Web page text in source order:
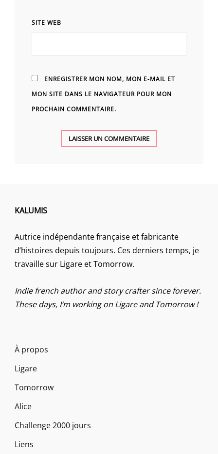
SITE WEB
ENREGISTRER MON NOM, MON E-MAIL ET
MON SITE DANS LE NAVIGATEUR POUR MON
PROCHAIN COMMENTAIRE.
KALUMIS
Autrice indépendante française et fabricante
d’histoires depuis toujours. Ces derniers temps, je
travaille sur Ligare et Tomorrow.
Indie french author and story crafter since forever.
These days, I’m working on Ligare and Tomorrow !
À propos
Ligare
Tomorrow
Alice
Challenge 2000 jours
Liens